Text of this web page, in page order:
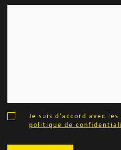
Je suis d'accord avec les
politique de